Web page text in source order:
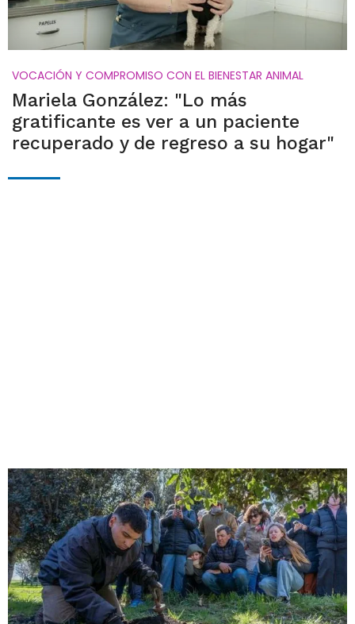
VOCACIÓN Y COMPROMISO CON EL BIENESTAR ANIMAL
Mariela González: "Lo más
gratificante es ver a un paciente
recuperado y de regreso a su hogar"